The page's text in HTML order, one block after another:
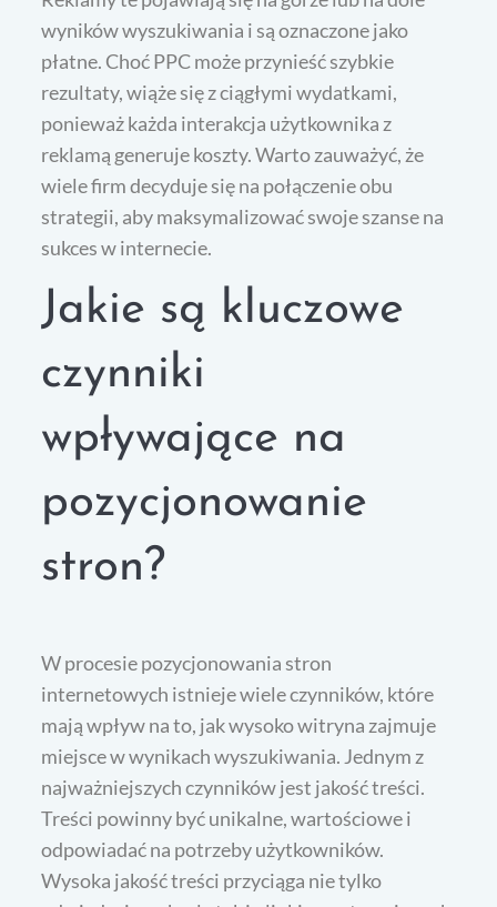
wyników wyszukiwania i są oznaczone jako
płatne. Choć PPC może przynieść szybkie
rezultaty, wiąże się z ciągłymi wydatkami,
ponieważ każda interakcja użytkownika z
reklamą generuje koszty. Warto zauważyć, że
wiele firm decyduje się na połączenie obu
strategii, aby maksymalizować swoje szanse na
sukces w internecie.
Jakie są kluczowe
czynniki
wpływające na
pozycjonowanie
stron?
W procesie pozycjonowania stron
internetowych istnieje wiele czynników, które
mają wpływ na to, jak wysoko witryna zajmuje
miejsce w wynikach wyszukiwania. Jednym z
najważniejszych czynników jest jakość treści.
Treści powinny być unikalne, wartościowe i
odpowiadać na potrzeby użytkowników.
Wysoka jakość treści przyciąga nie tylko